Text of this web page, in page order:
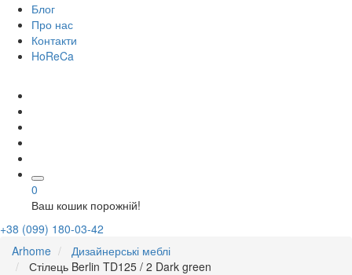
Блог
Про нас
Контакти
HoReCa
0
Ваш кошик порожній!
+38 (099) 180-03-42
Arhome
Дизайнерські меблі
Стілець Berlin TD125 / 2 Dark green